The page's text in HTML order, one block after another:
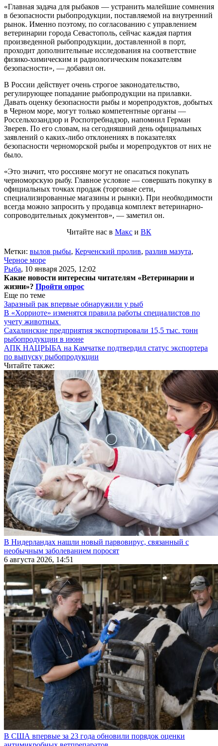
«Главная задача для рыбаков — устранить малейшие сомнения
в безопасности рыбопродукции, поставляемой на внутренний
рынок. Именно поэтому, по согласованию с управлением
ветеринарии города Севастополь, сейчас каждая партия
произведенной рыбопродукции, доставленной в порт,
проходит дополнительные исследования на соответствие
физико-химическим и радиологическим показателям
безопасности», — добавил он.
В России действует очень строгое законодательство,
регулирующее попадание рыбопродукции на прилавки.
Давать оценку безопасности рыбы и морепродуктов, добытых
в Черном море, могут только компетентные органы —
Россельхозандзор и Роспотребнадзор, напомнил Герман
Зверев. По его словам, на сегодняшний день официальных
заявлений о каких-либо отклонениях в показателях
безопасности черноморской рыбы и морепродуктов от них не
было.
«Это значит, что россияне могут не опасаться покупать
черноморскую рыбу. Главное условие — совершать покупку в
официальных точках продаж (торговые сети,
специализированные магазины и рынки). При необходимости
всегда можно запросить у продавца комплект ветеринарно-
сопроводительных документов», — заметил он.
Читайте нас в Макс и ВК
Метки: вылов рыбы, Керченский пролив, разлив мазута,
Черное море
Рыба, 10 января 2025, 12:02
Какие новости интересны читателям «Ветеринарии и
жизни»? Пройти опрос
Еще по теме
Заразный рак впервые обнаружили у рыб
В «Хорриоте» изменятся правила работы специалистов по
учету животных
Сахалинские предприятия экспортировали 15,5 тыс. тонн
рыбопродукции в июне
АПК НАЦРЫБА на Камчатке подтвердил статус экспортера
по выпуску рыбопродукции
Читайте также:
В Нидерландах нашли новый парвовирус, связанный с
необычным заболеванием поросят
6 августа 2026, 14:51
В США впервые за 23 года обновили порядок оценки